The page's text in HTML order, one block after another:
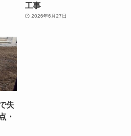
工事
2026年6月27日
失
・